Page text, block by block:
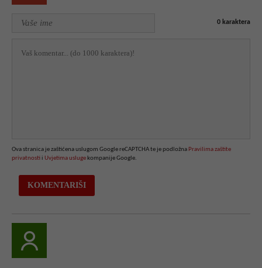
0 karaktera
Ova stranica je zaštićena uslugom Google reCAPTCHA te je podložna Pravilima zaštite
privatnosti i Uvjetima usluge kompanije Google.